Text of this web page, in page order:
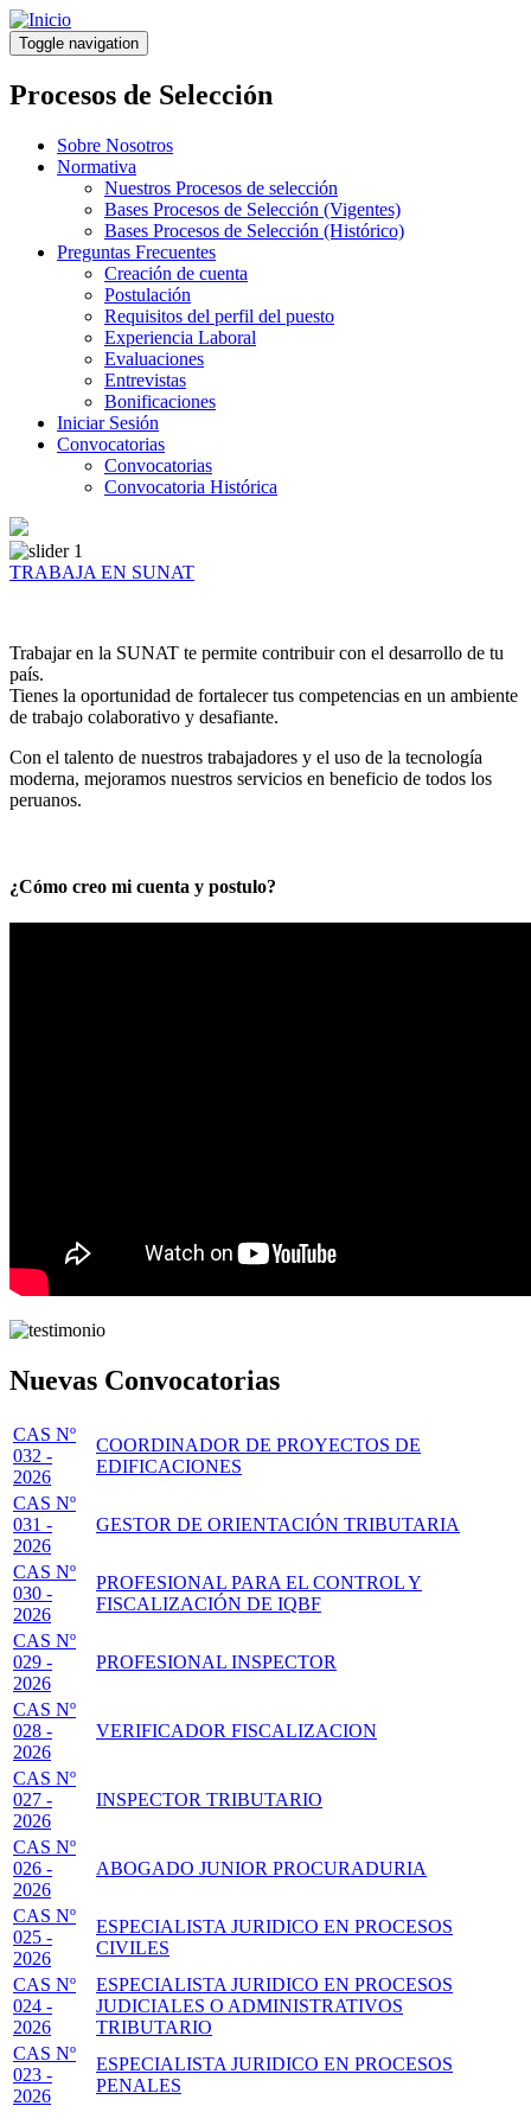
Pasar
al
contenido
principal
Toggle navigation
Procesos de Selección
Sobre Nosotros
Normativa
Nuestros Procesos de selección
Bases Procesos de Selección (Vigentes)
Bases Procesos de Selección (Histórico)
Preguntas Frecuentes
Creación de cuenta
Postulación
Requisitos del perfil del puesto
Experiencia Laboral
Evaluaciones
Entrevistas
Bonificaciones
Iniciar Sesión
Convocatorias
Convocatorias
Convocatoria Histórica
TRABAJA EN SUNAT
Trabajar en la SUNAT te permite contribuir con el desarrollo de tu
país.
Tienes la oportunidad de fortalecer tus competencias en un ambiente
de trabajo colaborativo y desafiante.
Con el talento de nuestros trabajadores y el uso de la tecnología
moderna, mejoramos nuestros servicios en beneficio de todos los
peruanos.
¿Cómo creo mi cuenta y postulo?
Nuevas Convocatorias
CAS Nº
032 -
2026
COORDINADOR DE PROYECTOS DE
EDIFICACIONES
CAS Nº
031 -
2026
GESTOR DE ORIENTACIÓN TRIBUTARIA
CAS Nº
030 -
2026
PROFESIONAL PARA EL CONTROL Y
FISCALIZACIÓN DE IQBF
CAS Nº
029 -
2026
PROFESIONAL INSPECTOR
CAS Nº
028 -
2026
VERIFICADOR FISCALIZACION
CAS Nº
027 -
2026
INSPECTOR TRIBUTARIO
CAS Nº
026 -
2026
ABOGADO JUNIOR PROCURADURIA
CAS Nº
025 -
2026
ESPECIALISTA JURIDICO EN PROCESOS
CIVILES
CAS Nº
024 -
2026
ESPECIALISTA JURIDICO EN PROCESOS
JUDICIALES O ADMINISTRATIVOS
TRIBUTARIO
CAS Nº
023 -
2026
ESPECIALISTA JURIDICO EN PROCESOS
PENALES